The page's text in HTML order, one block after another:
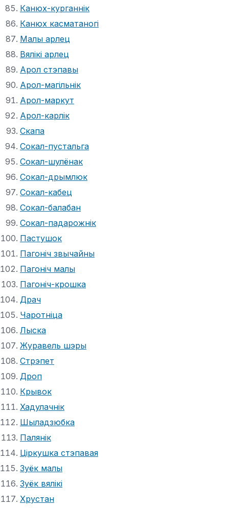
Канюх-курганнік
Канюх касматаногі
Малы арлец
Вялікі арлец
Арол стэпавы
Арол-магільнік
Арол-маркут
Арол-карлік
Скапа
Сокал-пустальга
Сокал-шулёнак
Сокал-дрымлюк
Сокал-кабец
Сокал-балабан
Сокал-падарожнік
Пастушок
Пагоніч звычайны
Пагоніч малы
Пагоніч-крошка
Драч
Чаротніца
Лыска
Журавель шэры
Стрэпет
Дроп
Крывок
Хадулачнік
Шыладзюбка
Палянік
Ціркушка стэпавая
Зуёк малы
Зуёк вялікі
Хрустан